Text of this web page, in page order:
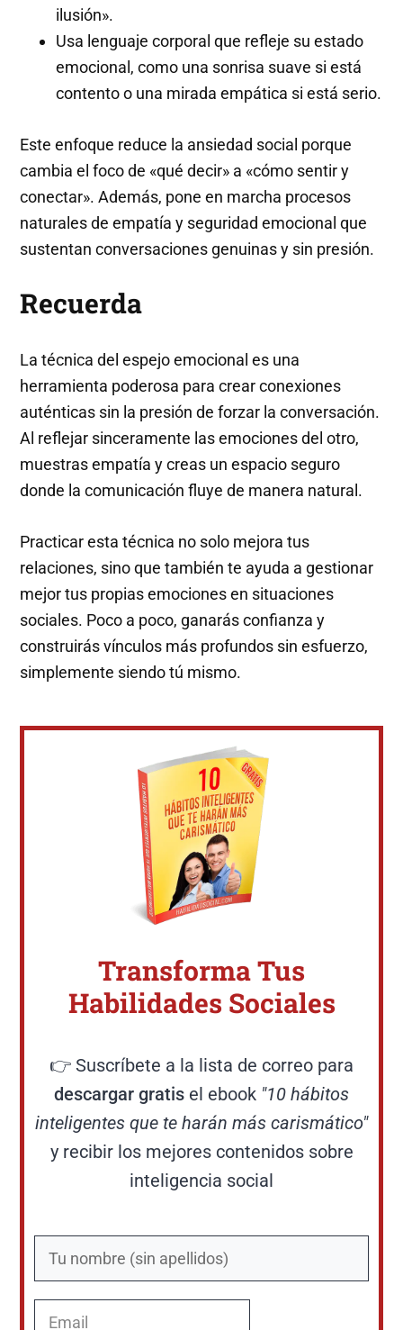
ilusión».
Usa lenguaje corporal que refleje su estado
emocional, como una sonrisa suave si está
contento o una mirada empática si está serio.
Este enfoque reduce la ansiedad social porque
cambia el foco de «qué decir» a «cómo sentir y
conectar». Además, pone en marcha procesos
naturales de empatía y seguridad emocional que
sustentan conversaciones genuinas y sin presión.
Recuerda
La técnica del espejo emocional es una
herramienta poderosa para crear conexiones
auténticas sin la presión de forzar la conversación.
Al reflejar sinceramente las emociones del otro,
muestras empatía y creas un espacio seguro
donde la comunicación fluye de manera natural.
Practicar esta técnica no solo mejora tus
relaciones, sino que también te ayuda a gestionar
mejor tus propias emociones en situaciones
sociales. Poco a poco, ganarás confianza y
construirás vínculos más profundos sin esfuerzo,
simplemente siendo tú mismo.
Transforma Tus
Habilidades Sociales
👉 Suscríbete a la lista de correo para
descargar gratis el ebook "10 hábitos
inteligentes que te harán más carismático"
y recibir los mejores contenidos sobre
inteligencia social